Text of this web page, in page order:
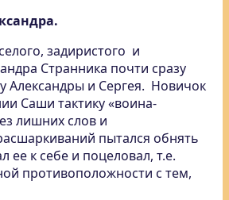
задиристого и
Странника почти сразу
Александры и Сергея. Новичок
Саши тактику «воина-
лишних слов и
пытался обнять
ее к себе и поцеловал, т.е.
противоположности с тем,